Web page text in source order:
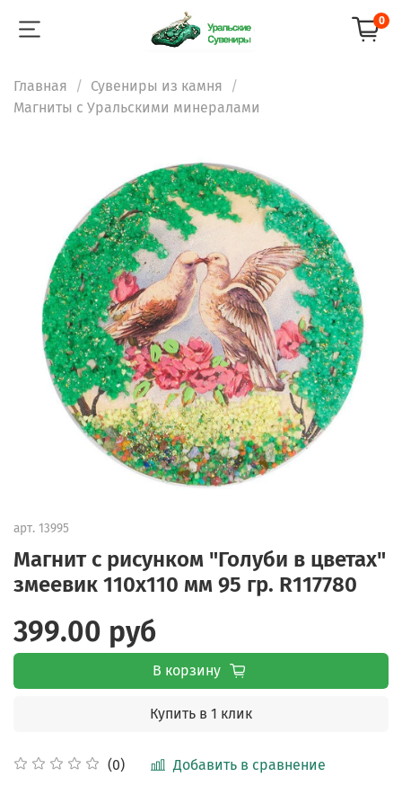
0
Главная
Сувениры из камня
Магниты с Уральскими минералами
арт. 13995
Магнит с рисунком "Голуби в цветах"
змеевик 110х110 мм 95 гр. R117780
(0) Добавить в сравнение
399.00 руб
В корзину
Купить в 1 клик